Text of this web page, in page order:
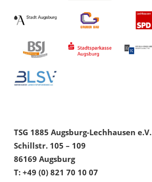
TSG 1885 Augsburg-Lechhausen e.V.
Schillstr. 105 – 109
86169 Augsburg
T: +49 (0) 821 70 10 07